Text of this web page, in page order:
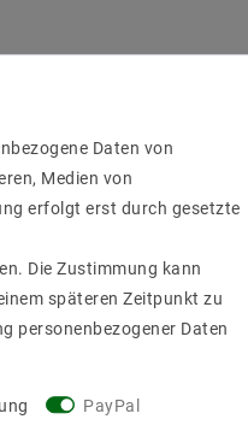
Daten von
Medien von
erfolgt erst durch gesetzte
Die Zustimmung kann
späteren Zeitpunkt zu
personenbezogener Daten
PayPal